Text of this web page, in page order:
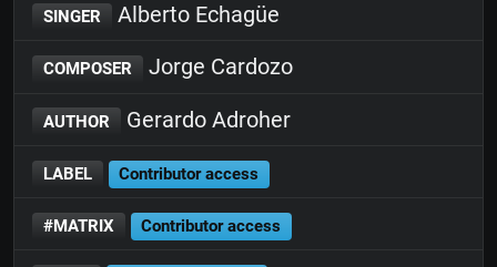
SINGER Alberto Echagüe
COMPOSER Jorge Cardozo
AUTHOR Gerardo Adroher
LABEL Contributor access
#MATRIX Contributor access